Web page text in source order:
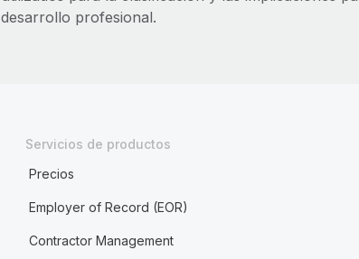
desarrollo profesional.
Servicios de productos
Precios
Employer of Record (EOR)
Contractor Management